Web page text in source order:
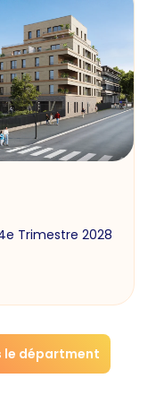
Trimestre 2028
le départment